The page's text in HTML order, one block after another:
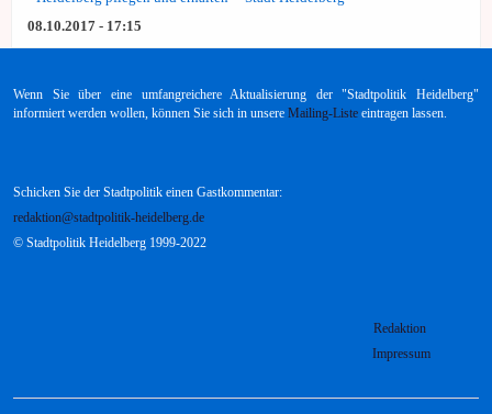
08.10.2017 - 17:15
Wenn Sie über eine umfangreichere Aktualisierung der "Stadtpolitik Heidelberg"
informiert werden wollen, können Sie sich in unsere Mailing-Liste eintragen lassen.
Schicken Sie der Stadtpolitik einen Gastkommentar:
redaktion@stadtpolitik-heidelberg.de
© Stadtpolitik Heidelberg 1999-2022
Redaktion
Impressum